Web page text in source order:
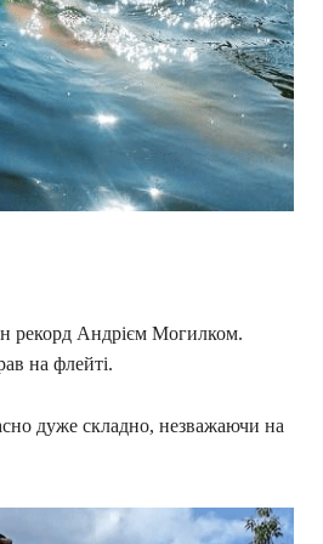
рекорд Андрієм Могилком.
на флейті.
дуже складно, незважаючи на